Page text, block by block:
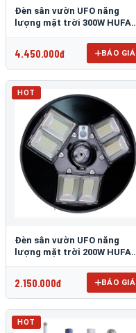
Đèn sân vườn UFO năng
lượng mặt trời 300W HUFA
4.450.000đ BÁO GIÁ
HOT
Đèn sân vườn UFO năng
lượng mặt trời 200W HUFA
2.150.000đ BÁO GIÁ
HOT